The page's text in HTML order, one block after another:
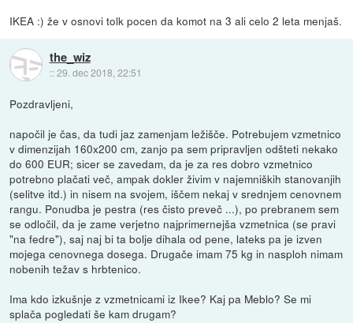
IKEA :) že v osnovi tolk pocen da komot na 3 ali celo 2 leta menjaš.
the_wiz
::29. dec 2018, 22:51
Pozdravljeni,
napočil je čas, da tudi jaz zamenjam ležišče. Potrebujem vzmetnico
v dimenzijah 160x200 cm, zanjo pa sem pripravljen odšteti nekako
do 600 EUR; sicer se zavedam, da je za res dobro vzmetnico
potrebno plačati več, ampak dokler živim v najemniških stanovanjih
(selitve itd.) in nisem na svojem, iščem nekaj v srednjem cenovnem
rangu. Ponudba je pestra (res čisto preveč ...), po prebranem sem
se odločil, da je zame verjetno najprimernejša vzmetnica (se pravi
"na fedre"), saj naj bi ta bolje dihala od pene, lateks pa je izven
mojega cenovnega dosega. Drugače imam 75 kg in nasploh nimam
nobenih težav s hrbtenico.
Ima kdo izkušnje z vzmetnicami iz Ikee? Kaj pa Meblo? Se mi
splača pogledati še kam drugam?